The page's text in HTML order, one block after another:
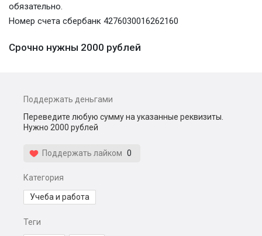
обязательно.
Номер счета сбербанк 4276030016262160
Срочно нужны 2000 рублей
Поддержать деньгами
Переведите любую сумму на указанные реквизиты.
Нужно 2000 рублей
Поддержать лайком 0
Категория
Учеба и работа
Теги